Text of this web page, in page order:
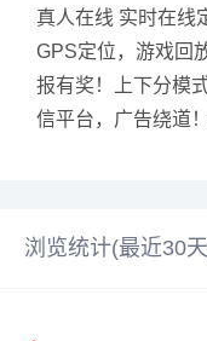
真人在线 实时在线
GPS定位，游戏回
报有奖！上下分模
信平台，广告绕道
浏览统计(最近30